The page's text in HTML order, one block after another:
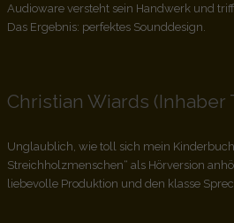
Audioware versteht sein Handwerk und
Das Ergebnis: perfektes Sounddesign.
Christian Wiards (Inhaber
Unglaublich, wie toll sich mein
Streichholzmenschen“ als Hörversion
liebevolle Produktion und den klasse